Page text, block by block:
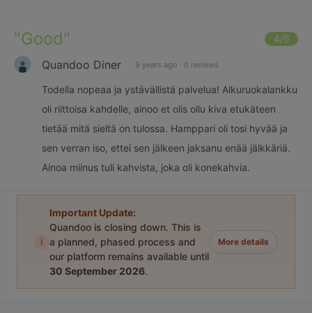
"Good" 4/6
Quandoo Diner 9 years ago · 0 reviews
Todella nopeaa ja ystävällistä palvelua! Alkuruokalankku
oli riittoisa kahdelle, ainoo et olis ollu kiva etukäteen
tietää mitä sieltä on tulossa. Hamppari oli tosi hyvää ja
sen verran iso, ettei sen jälkeen jaksanu enää jälkkäriä.
Ainoa miinus tuli kahvista, joka oli konekahvia.
i
Important Update:
Quandoo is closing down. This is
a planned, phased process and
our platform remains available until
30 September 2026.
More details